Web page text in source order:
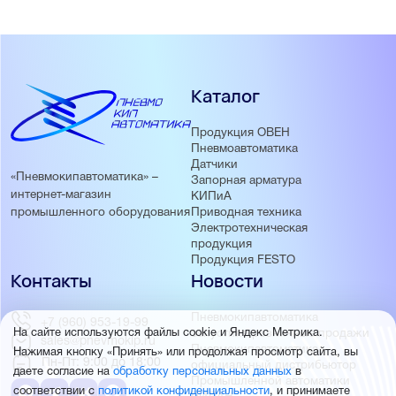
«Пневмокипавтоматика» –
интернет-магазин
промышленного оборудования
Каталог
Продукция ОВЕН
Пневмоавтоматика
Датчики
Запорная арматура
КИПиА
Приводная техника
Электротехническая
продукция
Продукция FESTO
Новости
Пневмокипавтоматика
запустила розничные продажи
Пневмокипавтоматика –
официальный дистрибьютор
Промышленной автоматики
Контакты
+7 (960) 953-19-99
sales@pnevmokip.ru
Пн-Пт: 9:00 до 18:00
На сайте используются файлы cookie и Яндекс Метрика.
Нажимая кнопку «Принять» или продолжая просмотр сайта, вы
даете согласие наобработку персональных данных в
соответствии с политикой конфиденциальности, и принимаете